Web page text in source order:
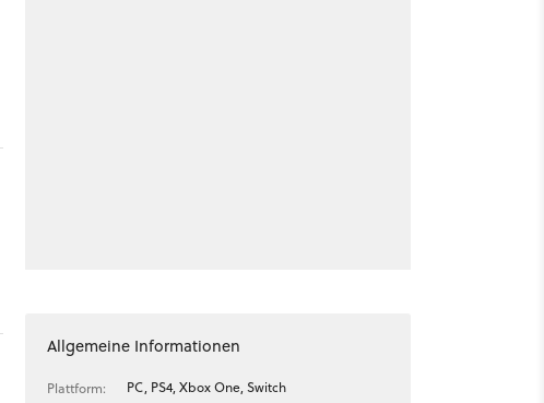
Allgemeine Informationen
Plattform:
PC, PS4, Xbox One, Switch